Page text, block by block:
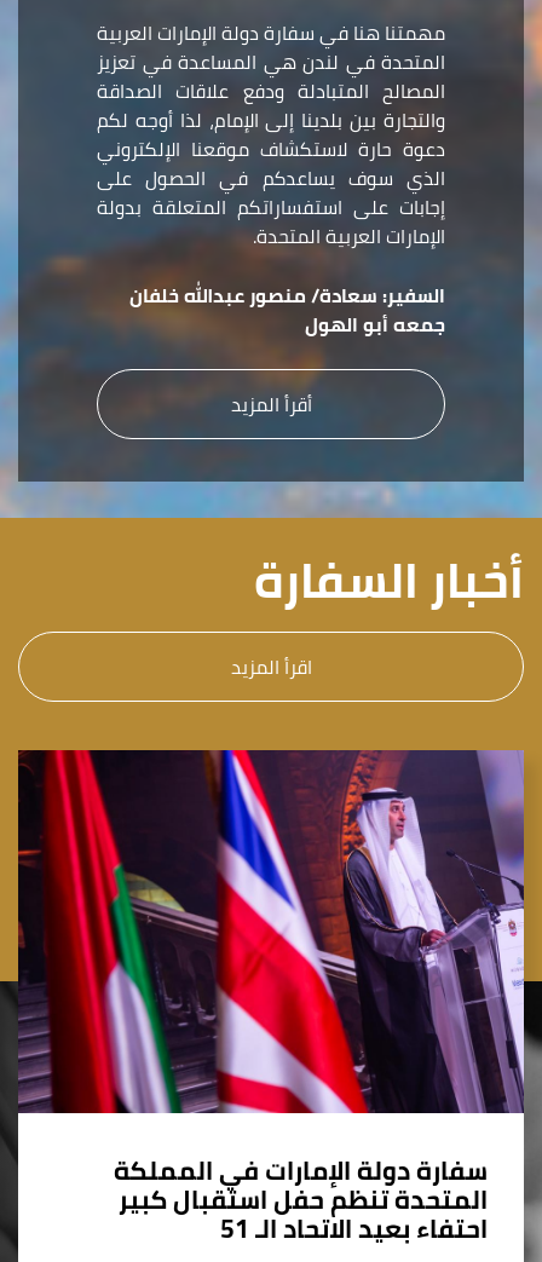
مهمتنا هنا في سفارة دولة الإمارات العربية
المتحدة في لندن هي المساعدة في تعزيز
المصالح المتبادلة ودفع علاقات الصداقة
والتجارة بين بلدينا إلى الإمام، لذا أوجه لكم
دعوة حارة لاستكشاف موقعنا الإلكتروني
الذي سوف يساعدكم في الحصول على
إجابات على استفساراتكم المتعلقة بدولة
الإمارات العربية المتحدة.
السفير:سعادة/ منصور عبدالله خلفان
جمعه أبو الهول
أقرأ المزيد
أخبار السفارة
اقرأ المزيد
سفارة دولة الإمارات في المملكة
المتحدة تنظم حفل استقبال كبير
احتفاء بعيد الاتحاد الـ 51